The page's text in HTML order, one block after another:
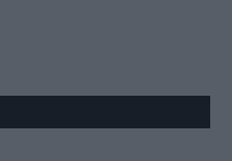
Play